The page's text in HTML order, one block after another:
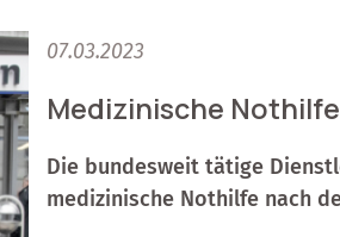
07.03.2023
Medizinische
Die bundesweit tätige
medizinische Nothilfe nach